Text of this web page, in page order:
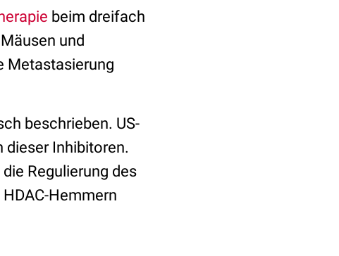
beim dreifach
und
Metastasierung
beschrieben. US-
dieser Inhibitoren.
Regulierung des
Hemmern